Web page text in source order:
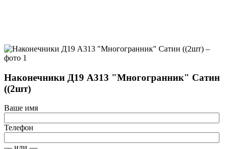
Наконечники Д19 А313 "Многогранник" Сатин
((2шт)
Ваше имя
Телефон